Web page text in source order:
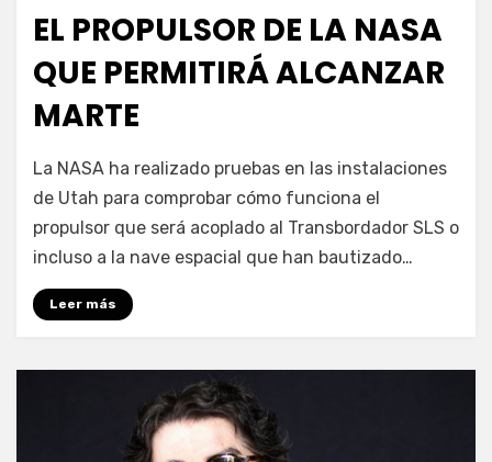
EL PROPULSOR DE LA NASA
QUE PERMITIRÁ ALCANZAR
MARTE
por Enrique
La NASA ha realizado pruebas en las instalaciones
de Utah para comprobar cómo funciona el
propulsor que será acoplado al Transbordador SLS o
incluso a la nave espacial que han bautizado…
Leer más